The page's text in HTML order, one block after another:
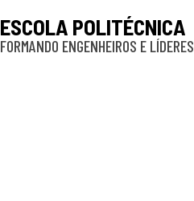
ESCOLA POLITÉCNICA
FORMANDO ENGENHEIROS E LÍDERES